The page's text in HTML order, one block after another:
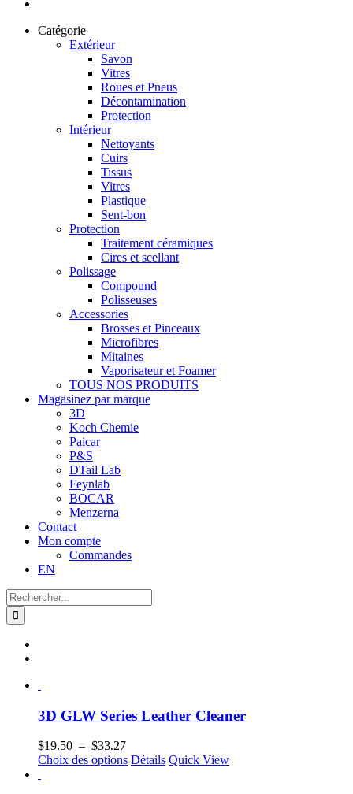
Catégorie
Extérieur
Savon
Vitres
Roues et Pneus
Décontamination
Protection
Intérieur
Nettoyants
Cuirs
Tissus
Vitres
Plastique
Sent-bon
Protection
Traitement céramiques
Cires et scellant
Polissage
Compound
Polisseuses
Accessories
Brosses et Pinceaux
Microfibres
Mitaines
Vaporisateur et Foamer
TOUS NOS PRODUITS
Magasinez par marque
3D
Koch Chemie
Paicar
P&S
DTail Lab
Feynlab
BOCAR
Menzerna
Contact
Mon compte
Commandes
EN
Recherche
sur
le
3D GLW Series Leather Cleaner
$19.50 – $33.27Plage
de
Choix des options Ce
Détails Quick View